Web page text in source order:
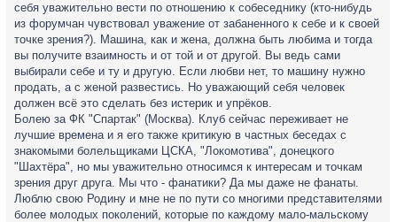
себя уважительно вести по отношению к собеседнику (кто-нибудь
из форумчан чувствовал уважение от забаненного к себе и к своей
точке зрения?). Машина, как и жена, должна быть любима и тогда
вы получите взаимность и от той и от другой. Вы ведь сами
выбирали себе и ту и другую. Если любви нет, то машину нужно
продать, а с женой развестись. Но уважающий себя человек
должен всё это сделать без истерик и упрёков.
Болею за ФК "Спартак" (Москва). Клуб сейчас переживает не
лучшие времена и я его также критикую в частных беседах с
знакомыми болельщиками ЦСКА, "Локомотива", донецкого
"Шахтёра", но мы уважительно относимся к интересам и точкам
зрения друг друга. Мы что - фанатики? Да мы даже не фанаты.
Люблю свою Родину и мне не по пути со многими представителями
более молодых поколений, которые по каждому мало-мальскому